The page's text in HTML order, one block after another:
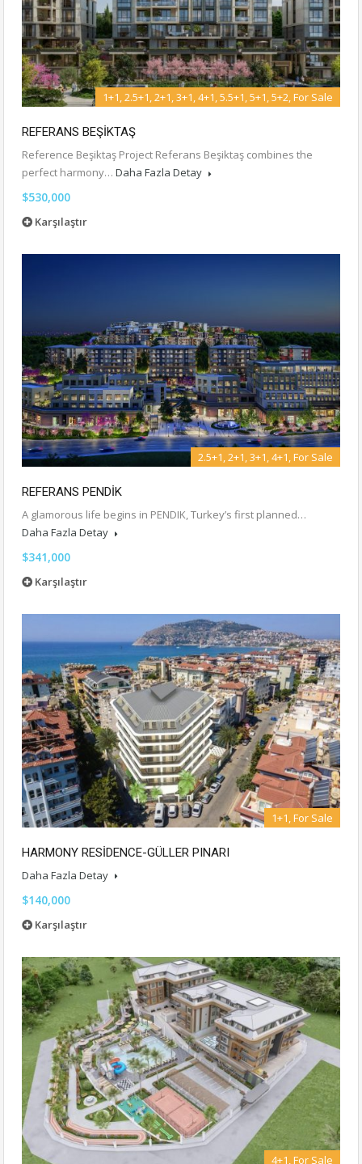
1+1, 2.5+1, 2+1, 3+1, 4+1, 5.5+1, 5+1, 5+2, For Sale
REFERANS BEŞİKTAŞ
Reference Beşiktaş Project Referans Beşiktaş combines the
perfect harmony… Daha Fazla Detay
$530,000
Karşılaştır
2.5+1, 2+1, 3+1, 4+1, For Sale
REFERANS PENDİK
A glamorous life begins in PENDIK, Turkey’s first planned…
Daha Fazla Detay
$341,000
Karşılaştır
1+1, For Sale
HARMONY RESİDENCE-GÜLLER PINARI
Daha Fazla Detay
$140,000
Karşılaştır
4+1, For Sale